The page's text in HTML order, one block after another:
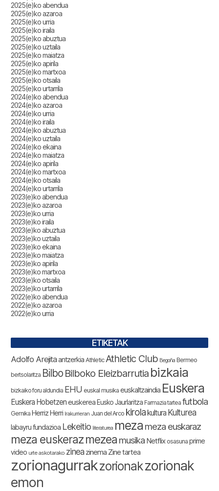
2025(e)ko abendua
2025(e)ko azaroa
2025(e)ko urria
2025(e)ko iraila
2025(e)ko abuztua
2025(e)ko uztaila
2025(e)ko maiatza
2025(e)ko apirila
2025(e)ko martxoa
2025(e)ko otsaila
2025(e)ko urtarrila
2024(e)ko abendua
2024(e)ko azaroa
2024(e)ko urria
2024(e)ko iraila
2024(e)ko abuztua
2024(e)ko uztaila
2024(e)ko ekaina
2024(e)ko maiatza
2024(e)ko apirila
2024(e)ko martxoa
2024(e)ko otsaila
2024(e)ko urtarrila
2023(e)ko abendua
2023(e)ko azaroa
2023(e)ko urria
2023(e)ko iraila
2023(e)ko abuztua
2023(e)ko uztaila
2023(e)ko ekaina
2023(e)ko maiatza
2023(e)ko apirila
2023(e)ko martxoa
2023(e)ko otsaila
2023(e)ko urtarrila
2022(e)ko abendua
2022(e)ko azaroa
2022(e)ko urria
ETIKETAK
Adolfo Arejitaantzerkia Athletic Athletic Club Begoña Bermeo
bertsolaritza Bilbo Bilboko Eleizbarrutia bizkaia
bizkaiko foru aldundia EHU euskal musika euskaltzaindia Euskera
Euskera Hobetzeneuskerea Eusko Jaurlaritza Farmazia tartea futbola
Gernika Herriz Herri Irakurrieran Juan del Arco kirolakultura Kulturea
labayru fundazioa Lekeitio literaturea meza meza euskaraz
meza euskerazmezea musika Netflix osasuna prime
video urte askotarako zinea zinema Zine tartea
zorionagurrakzorionakzorionak
emon